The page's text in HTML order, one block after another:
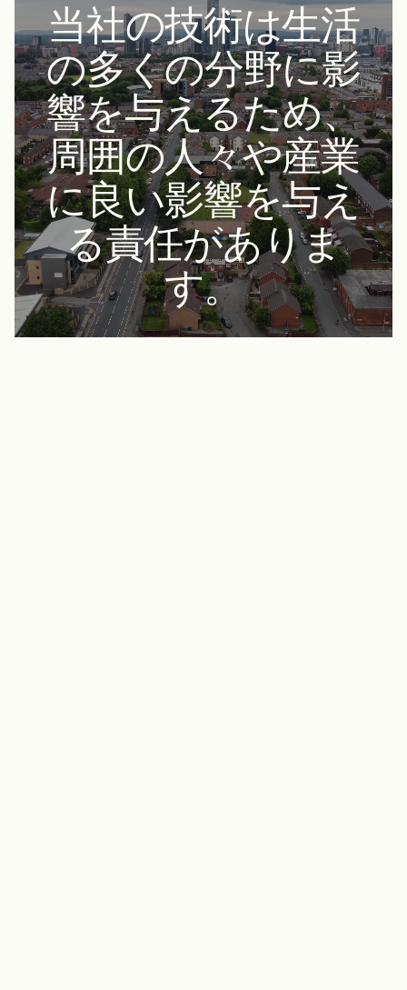
当社の技術は生活
の多くの分野に影
響を与えるため、
周囲の人々や産業
に良い影響を与え
る責任がありま
す。